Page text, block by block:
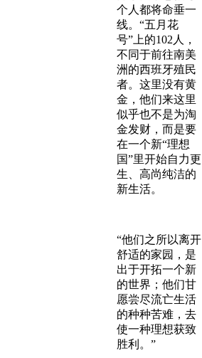
个人都将命垂一
线。“五月花
号”上的102人，
不同于前往南美
洲的西班牙殖民
者。这里没有黄
金，他们来这里
似乎也不是为淘
金发财，而是要
在一个新“理想
国”里开始自力更
生、高尚纯洁的
新生活。
“他们之所以离开
舒适的家园，是
出于开拓一个新
的世界；他们甘
愿尝尽流亡生活
的种种苦难，去
使一种理想获致
胜利。”